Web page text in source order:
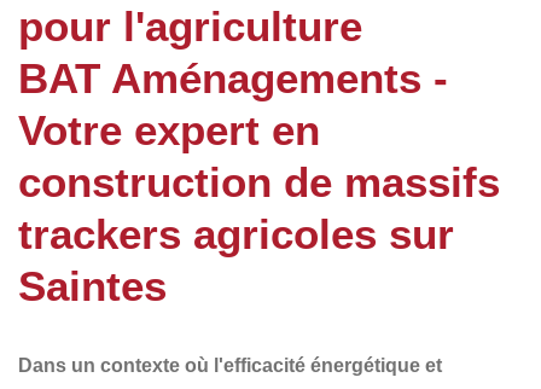
pour l'agriculture
BAT Aménagements -
Votre expert en
construction de massifs
trackers agricoles sur
Saintes
Dans un contexte où l'efficacité énergétique et